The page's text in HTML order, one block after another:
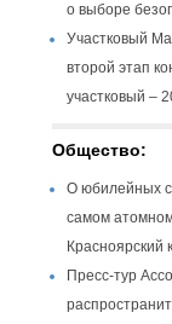
о выборе
Участковый
второй этап
участковый –
Общество:
О юбилейных
самом
Красноярский
Пресс-тур